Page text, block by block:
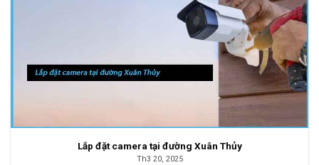
Lắp đặt camera tại đường Xuân Thủy
Th3 20, 2025